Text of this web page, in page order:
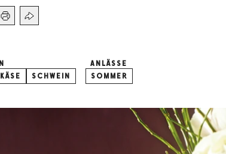
KÄSE SCHWEIN
ANLÄSSE
SOMMER